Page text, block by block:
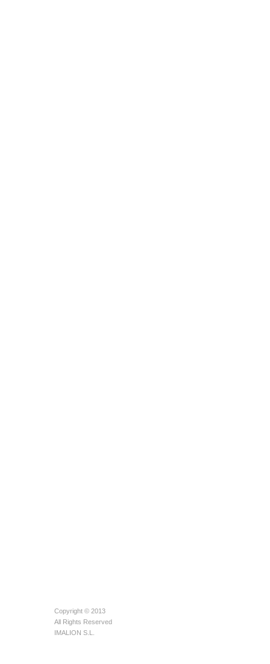
Copyright © 2013
All Rights Reserved
IMALION S.L.